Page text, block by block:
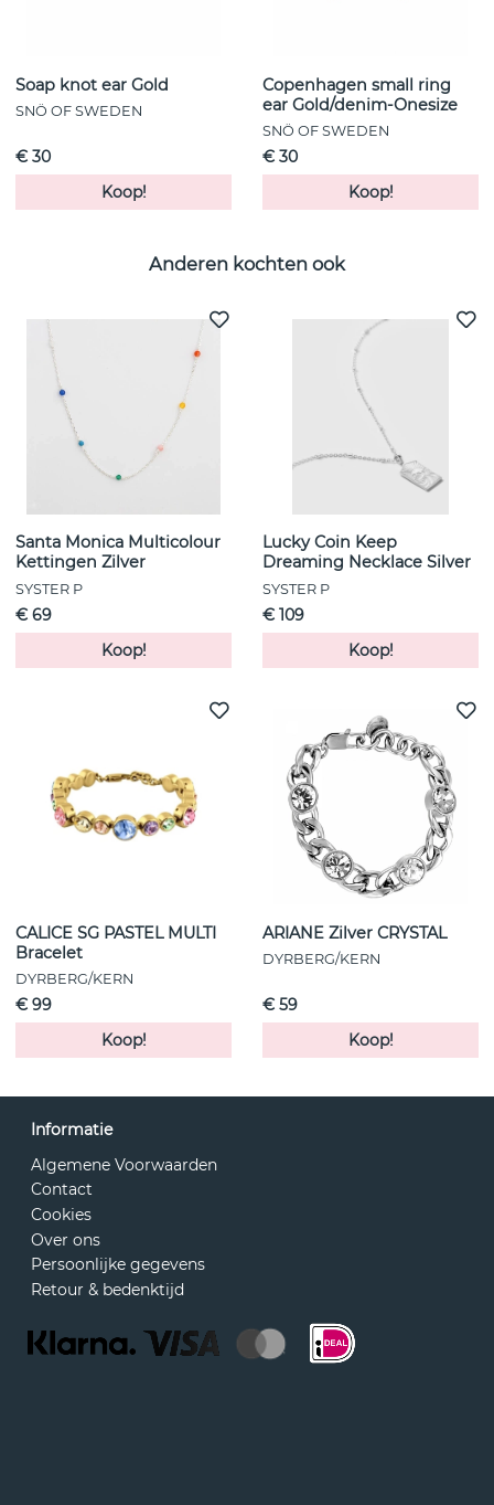
Soap knot ear Gold
SNÖ OF SWEDEN
€ 30
Koop!
Copenhagen small ring
ear Gold/denim-Onesize
SNÖ OF SWEDEN
€ 30
Koop!
Anderen kochten ook
Santa Monica Multicolour
Kettingen Zilver
SYSTER P
€ 69
Koop!
Lucky Coin Keep
Dreaming Necklace Silver
SYSTER P
€ 109
Koop!
CALICE SG PASTEL MULTI
Bracelet
DYRBERG/KERN
€ 99
Koop!
ARIANE Zilver CRYSTAL
DYRBERG/KERN
€ 59
Koop!
Informatie
Algemene Voorwaarden
Contact
Cookies
Over ons
Persoonlijke gegevens
Retour & bedenktijd